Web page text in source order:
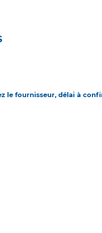
le fournisseur, délai à